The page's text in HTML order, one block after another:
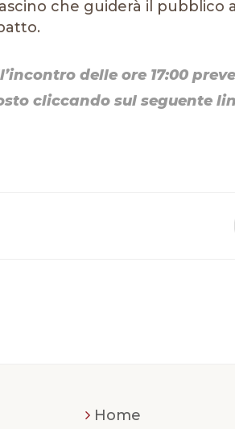
che guiderà il pubblico
delle ore 17:00
cliccando sul seguente
Home